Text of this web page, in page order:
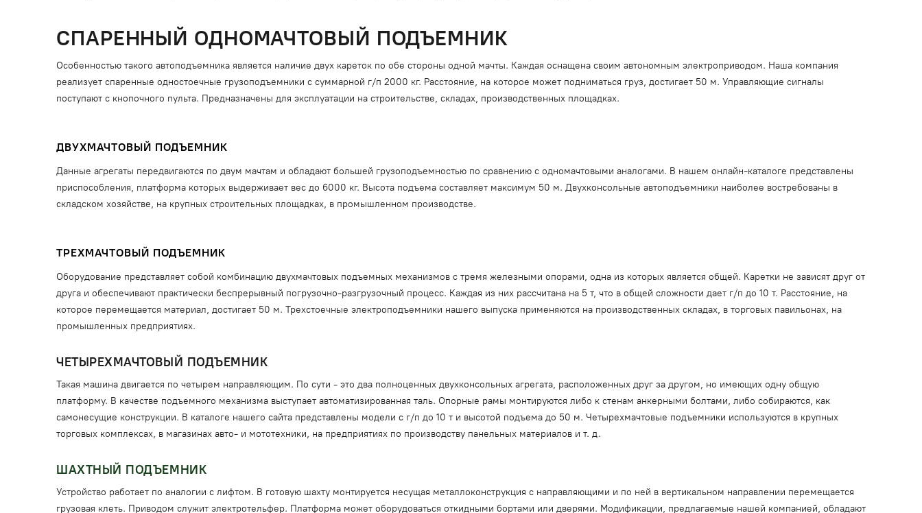
СПАРЕННЫЙ ОДНОМАЧТОВЫЙ ПОДЪЕМНИК
Особенностью такого автоподъемника является наличие двух кареток по обе стороны одной мачты. Каждая оснащена своим автономным электроприводом. Наша компания
реализует спаренные одностоечные грузоподъемники с суммарной г/п 2000 кг. Расстояние, на которое может подниматься груз, достигает 50 м. Управляющие сигналы
поступают с кнопочного пульта. Предназначены для эксплуатации на строительстве, складах, производственных площадках.
ДВУХМАЧТОВЫЙ ПОДЪЕМНИК
Данные агрегаты передвигаются по двум мачтам и обладают большей грузоподъемностью по сравнению с одномачтовыми аналогами. В нашем онлайн-каталоге представлены
приспособления, платформа которых выдерживает вес до 6000 кг. Высота подъема составляет максимум 50 м. Двухконсольные автоподъемники наиболее востребованы в
складском хозяйстве, на крупных строительных площадках, в промышленном производстве.
ТРЕХМАЧТОВЫЙ ПОДЪЕМНИК
Оборудование представляет собой комбинацию двухмачтовых подъемных механизмов с тремя железными опорами, одна из которых является общей. Каретки не зависят друг от
друга и обеспечивают практически беспрерывный погрузочно-разгрузочный процесс. Каждая из них рассчитана на 5 т, что в общей сложности дает г/п до 10 т. Расстояние, на
которое перемещается материал, достигает 50 м. Трехстоечные электроподъемники нашего выпуска применяются на производственных складах, в торговых павильонах, на
промышленных предприятиях.
ЧЕТЫРЕХМАЧТОВЫЙ ПОДЪЕМНИК
Такая машина двигается по четырем направляющим. По сути - это два полноценных двухконсольных агрегата, расположенных друг за другом, но имеющих одну общую
платформу. В качестве подъемного механизма выступает автоматизированная таль. Опорные рамы монтируются либо к стенам анкерными болтами, либо собираются, как
самонесущие конструкции. В каталоге нашего сайта представлены модели с г/п до 10 т и высотой подъема до 50 м. Четырехмачтовые подъемники используются в крупных
торговых комплексах, в магазинах авто- и мототехники, на предприятиях по производству панельных материалов и т. д.
ШАХТНЫЙ ПОДЪЕМНИК
Устройство работает по аналогии с лифтом. В готовую шахту монтируется несущая металлоконструкция с направляющими и по ней в вертикальном направлении перемещается
грузовая клеть. Приводом служит электротельфер. Платформа может оборудоваться откидными бортами или дверями. Модификации, предлагаемые нашей компанией, обладают